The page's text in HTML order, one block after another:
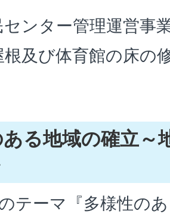
センター管理運営事
根及び体育館の床の
る地域の確立～
テーマ『多様性の